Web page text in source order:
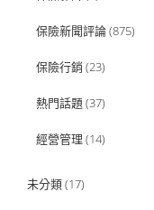
保險新聞評論(875)
保險行銷 (23)
熱門話題(37)
經營管理 (14)
未分類(17)